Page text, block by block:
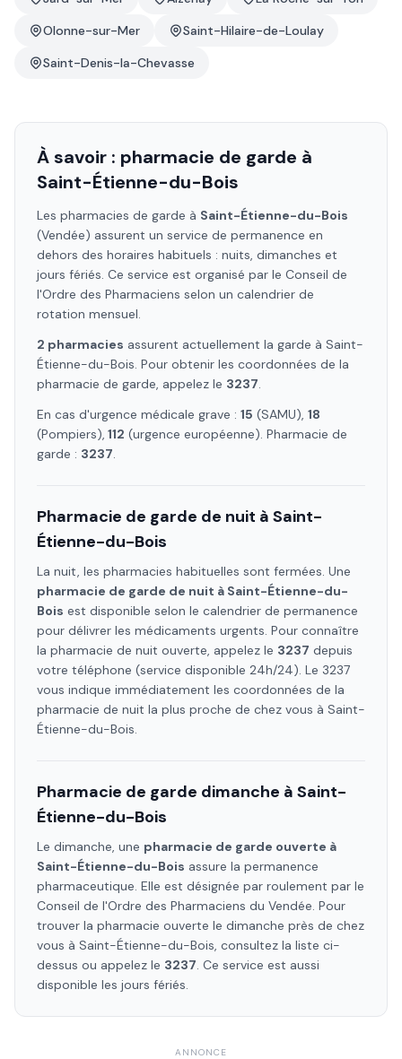
Olonne-sur-Mer
Saint-Hilaire-de-Loulay
Saint-Denis-la-Chevasse
À savoir : pharmacie de garde à
Saint-Étienne-du-Bois
Les pharmacies de garde à Saint-Étienne-du-Bois
(Vendée) assurent un service de permanence en
dehors des horaires habituels : nuits, dimanches et
jours fériés. Ce service est organisé par le Conseil de
l'Ordre des Pharmaciens selon un calendrier de
rotation mensuel.
2 pharmacies assurent actuellement la garde à Saint-
Étienne-du-Bois. Pour obtenir les coordonnées de la
pharmacie de garde, appelez le 3237.
En cas d'urgence médicale grave : 15 (SAMU), 18
(Pompiers), 112 (urgence européenne). Pharmacie de
garde : 3237.
Pharmacie de garde de nuit à Saint-
Étienne-du-Bois
La nuit, les pharmacies habituelles sont fermées. Une
pharmacie de garde de nuit à Saint-Étienne-du-
Bois est disponible selon le calendrier de permanence
pour délivrer les médicaments urgents. Pour connaître
la pharmacie de nuit ouverte, appelez le 3237 depuis
votre téléphone (service disponible 24h/24). Le 3237
vous indique immédiatement les coordonnées de la
pharmacie de nuit la plus proche de chez vous à Saint-
Étienne-du-Bois.
Pharmacie de garde dimanche à Saint-
Étienne-du-Bois
Le dimanche, une pharmacie de garde ouverte à
Saint-Étienne-du-Bois assure la permanence
pharmaceutique. Elle est désignée par roulement par le
Conseil de l'Ordre des Pharmaciens du Vendée. Pour
trouver la pharmacie ouverte le dimanche près de chez
vous à Saint-Étienne-du-Bois, consultez la liste ci-
dessus ou appelez le 3237. Ce service est aussi
disponible les jours fériés.
ANNONCE